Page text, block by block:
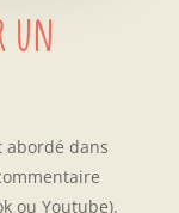
un
abordé dans
ou Youtube).